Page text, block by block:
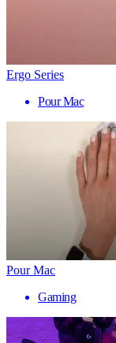
Ergo Series
Pour Mac
Pour Mac
Gaming